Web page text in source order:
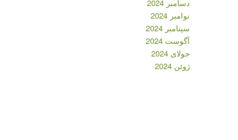
دسامبر 2024
نوامبر 2024
سپتامبر 2024
آگوست 2024
جولای 2024
ژوئن 2024